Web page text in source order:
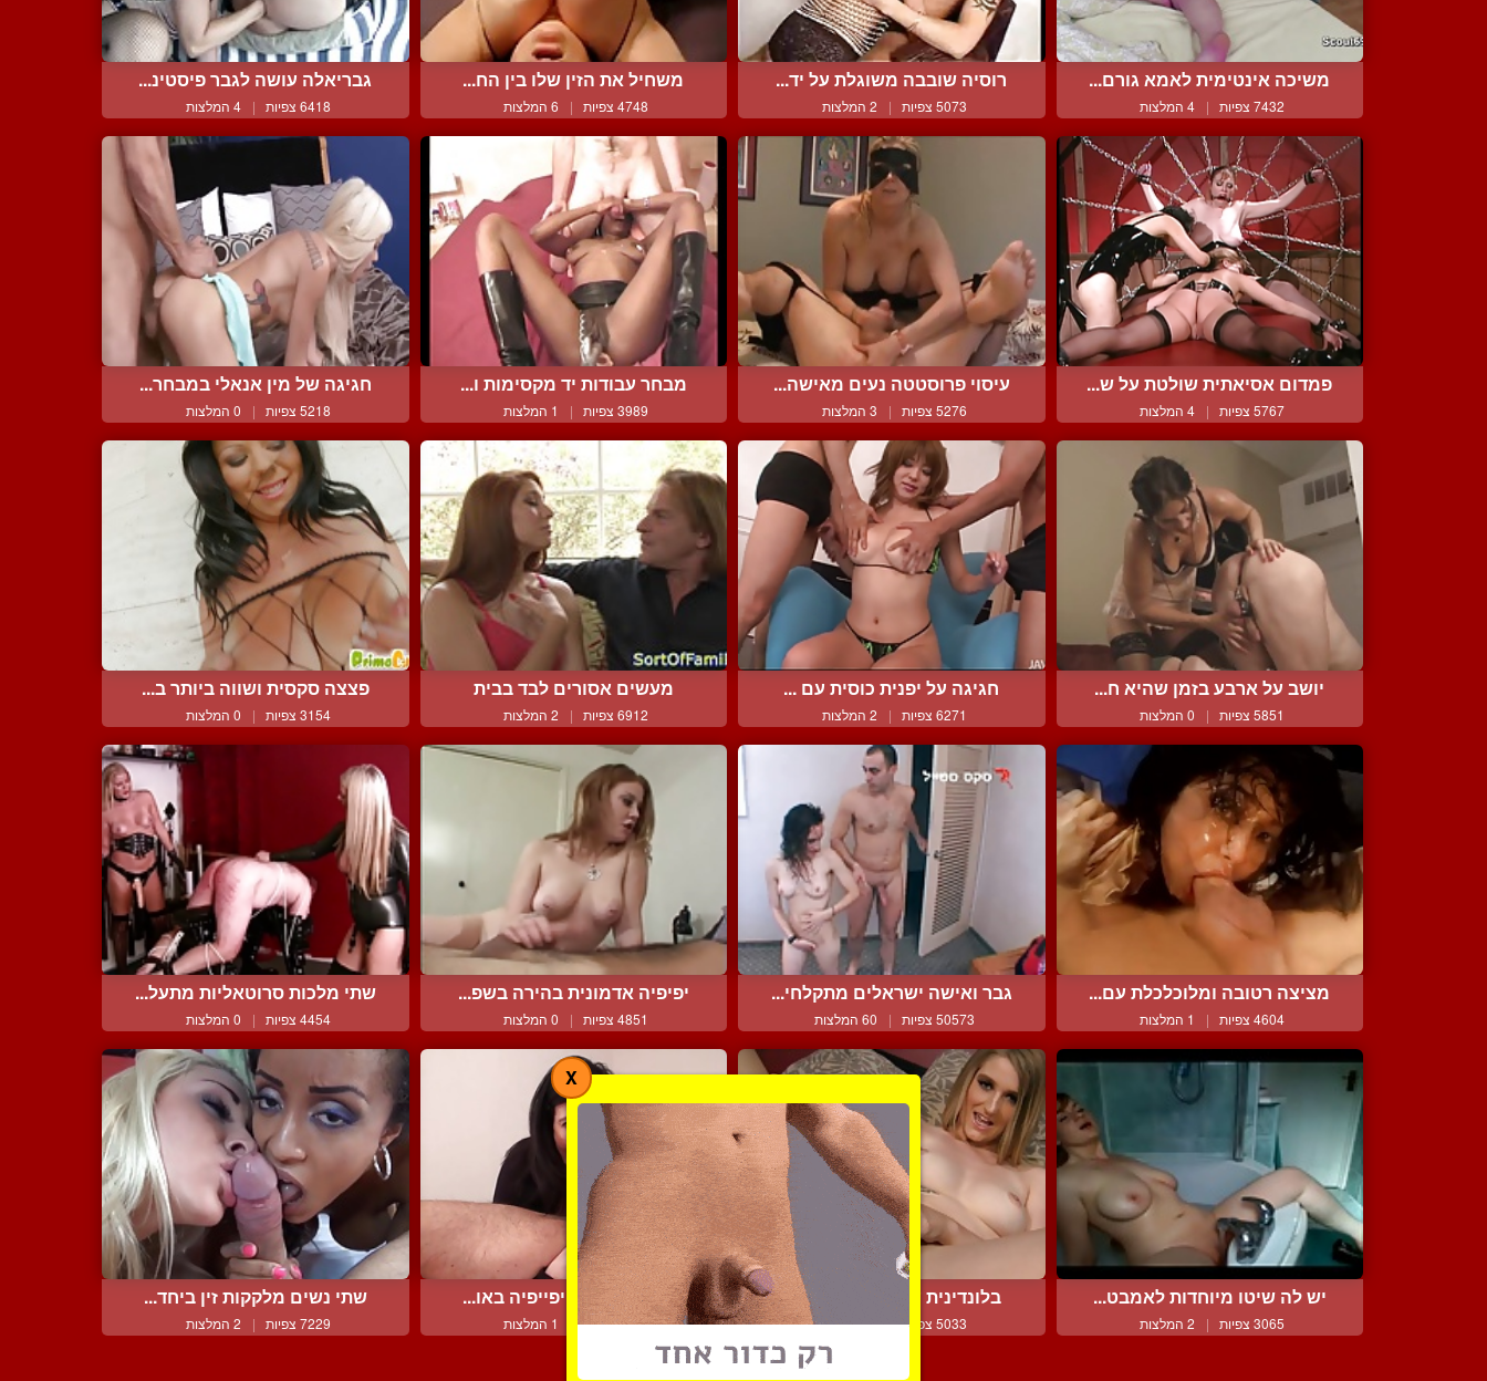
משיכה אינטימית לאמא גורם...
7432 צפיות | 4 המלצות
רוסיה שובבה משוגלת על יד...
5073 צפיות | 2 המלצות
משחיל את הזין שלו בין הח...
4748 צפיות | 6 המלצות
גבריאלה עושה לגבר פיסטינ...
6418 צפיות | 4 המלצות
פמדום אסיאתית שולטת על ש...
5767 צפיות | 4 המלצות
עיסוי פרוסטטה נעים מאישה...
5276 צפיות | 3 המלצות
מבחר עבודות יד מקסימות ו...
3989 צפיות | 1 המלצות
חגיגה של מין אנאלי במבחר...
5218 צפיות | 0 המלצות
יושב על ארבע בזמן שהיא ח...
5851 צפיות | 0 המלצות
חגיגה על יפנית כוסית עם ...
6271 צפיות | 2 המלצות
מעשים אסורים לבד בבית
6912 צפיות | 2 המלצות
פצצה סקסית ושווה ביותר ב...
3154 צפיות | 0 המלצות
מציצה רטובה ומלוכלכלת עם...
4604 צפיות | 1 המלצות
גבר ואישה ישראלים מתקלחי...
50573 צפיות | 60 המלצות
יפיפיה אדמונית בהירה בשפ...
4851 צפיות | 0 המלצות
שתי מלכות סרוטאליות מתעל...
4454 צפיות | 0 המלצות
יש לה שיטו מיוחדות לאמבט...
3065 צפיות | 2 המלצות
בלונדינית עושה ביד לחבר ...
5033 צפיות | 3 המלצות
מילף אוסטרית יפייפיה באו...
4634 צפיות | 1 המלצות
שתי נשים מלקקות זין ביחד...
7229 צפיות | 2 המלצות
צור קשר
X